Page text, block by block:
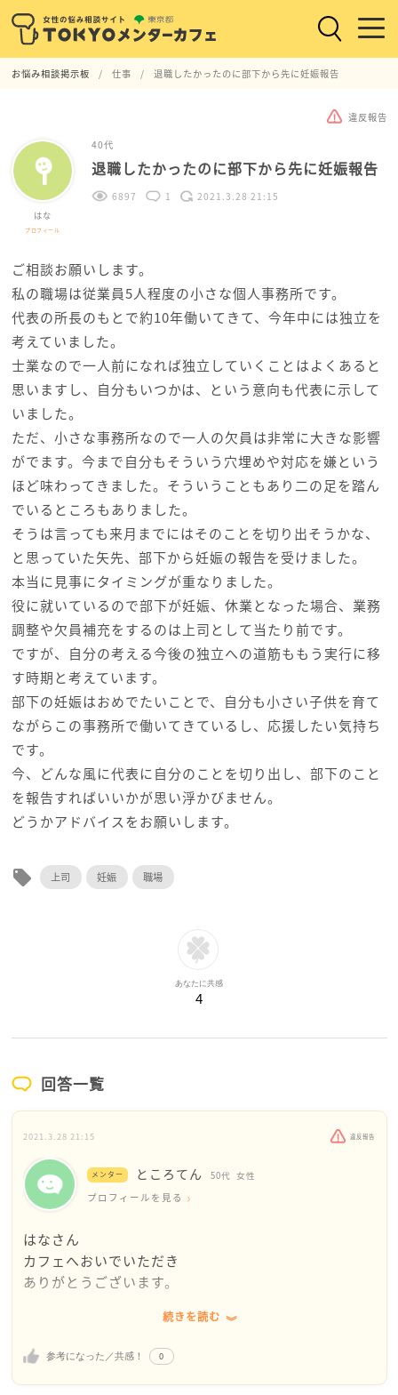
お悩み相談掲示板 仕事 退職したかったのに部下から先に妊娠報告
違反報告
はな
プロフィール
40代
退職したかったのに部下から先に妊娠報告
6897 1 2021.3.28 21:15
ご相談お願いします。
私の職場は従業員5人程度の小さな個人事務所です。
代表の所長のもとで約10年働いてきて、今年中には独立を
考えていました。
士業なので一人前になれば独立していくことはよくあると
思いますし、自分もいつかは、という意向も代表に示して
いました。
ただ、小さな事務所なので一人の欠員は非常に大きな影響
がでます。今まで自分もそういう穴埋めや対応を嫌という
ほど味わってきました。そういうこともあり二の足を踏ん
でいるところもありました。
そうは言っても来月までにはそのことを切り出そうかな、
と思っていた矢先、部下から妊娠の報告を受けました。
本当に見事にタイミングが重なりました。
役に就いているので部下が妊娠、休業となった場合、業務
調整や欠員補充をするのは上司として当たり前です。
ですが、自分の考える今後の独立への道筋ももう実行に移
す時期と考えています。
部下の妊娠はおめでたいことで、自分も小さい子供を育て
ながらこの事務所で働いてきているし、応援したい気持ち
です。
今、どんな風に代表に自分のことを切り出し、部下のこと
を報告すればいいかが思い浮かびません。
どうかアドバイスをお願いします。
local_offer 上司 妊娠 職場
あなたに共感
4
回答一覧
2021.3.28 21:15 違反報告
メンター ところてん 50代 女性
プロフィールを見る
はなさん
カフェへおいでいただき
ありがとうございます。
文章を拝見して、はなさんはとても責任感のある方だ
な、これまで仕事も真摯に取り組んでこられたのだろ
うな、と感じました。
続きを読む
参考になった／共感！ 0